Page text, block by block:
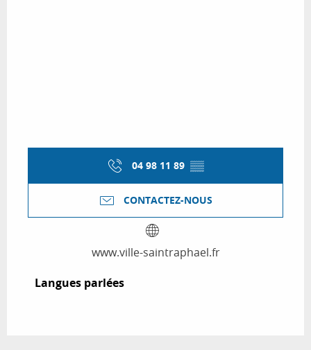
04 98 11 89 ▒▒
CONTACTEZ-NOUS
www.ville-saintraphael.fr
Langues parlées
Langues parlées